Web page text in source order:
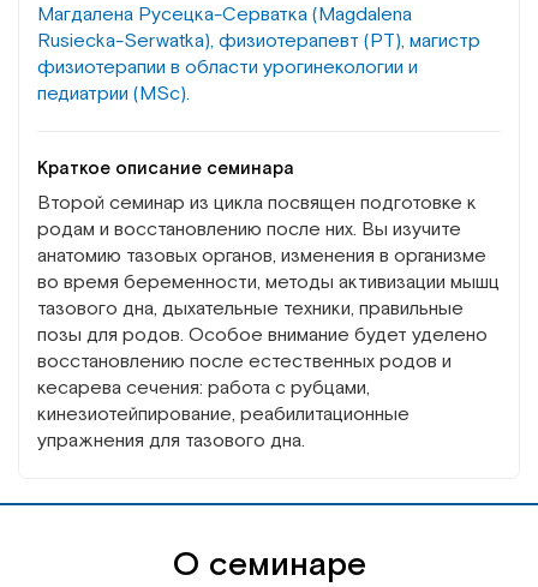
Магдалена Русецка-Серватка (Magdalena
Rusiecka-Serwatka), физиотерапевт (PT), магистр
физиотерапии в области урогинекологии и
педиатрии (MSc).
Краткое описание семинара
Второй семинар из цикла посвящен подготовке к
родам и восстановлению после них. Вы изучите
анатомию тазовых органов, изменения в организме
во время беременности, методы активизации мышц
тазового дна, дыхательные техники, правильные
позы для родов. Особое внимание будет уделено
восстановлению после естественных родов и
кесарева сечения: работа с рубцами,
кинезиотейпирование, реабилитационные
упражнения для тазового дна.
О семинаре